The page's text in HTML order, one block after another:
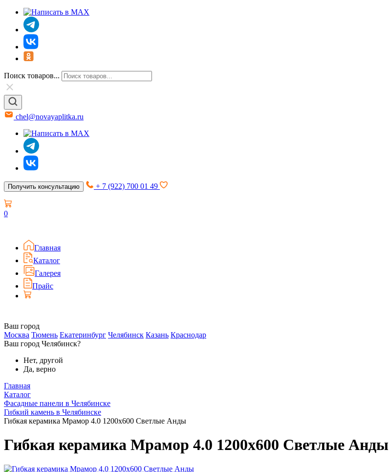
Поиск товаров...
chel@novayaplitka.ru
Получить консультацию + 7 (922) 700 01 49
0
Главная
Каталог
Галерея
Прайс
Ваш город
Москва Тюмень Екатеринбург Челябинск Казань Краснодар
Ваш город Челябинск?
Нет, другой
Да, верно
Главная
Каталог
Фасадные панели в Челябинске
Гибкий камень в Челябинске
Гибкая керамика Мрамор 4.0 1200x600 Светлые Анды
Гибкая керамика Мрамор 4.0 1200x600 Светлые Анды